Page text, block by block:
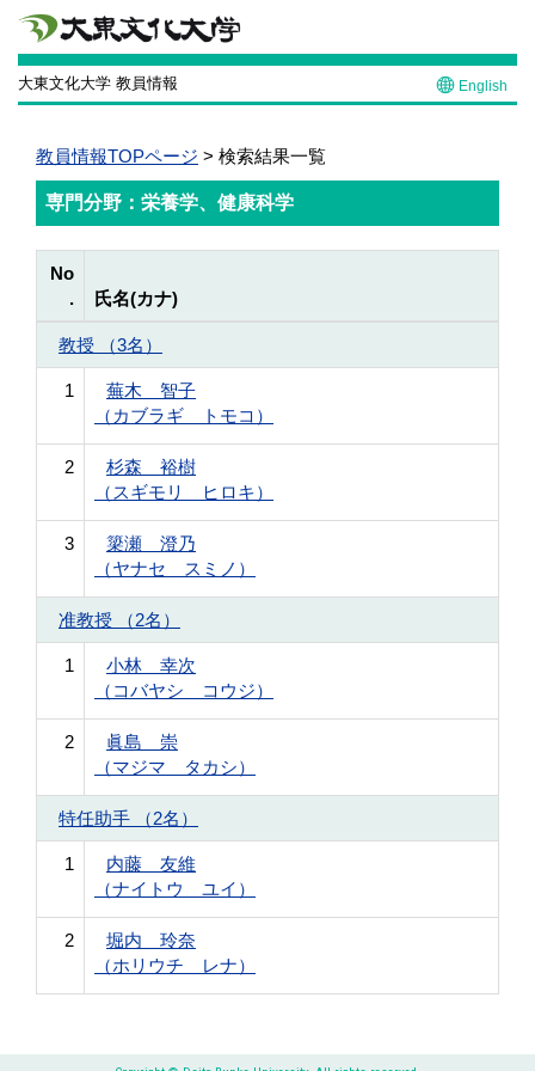
大東文化大学 教員情報 English
教員情報TOPページ > 検索結果一覧
専門分野：栄養学、健康科学
No
.
氏名(カナ)
教授 （3名）
1
蕪木 智子
（カブラギ トモコ）
2
杉森 裕樹
（スギモリ ヒロキ）
3
簗瀬 澄乃
（ヤナセ スミノ）
准教授 （2名）
1
小林 幸次
（コバヤシ コウジ）
2
眞島 崇
（マジマ タカシ）
特任助手 （2名）
1
内藤 友維
（ナイトウ ユイ）
2
堀内 玲奈
（ホリウチ レナ）